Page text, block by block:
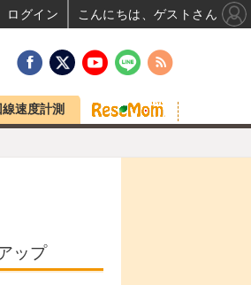
速度計測
ップ
ログイン こんにちは、ゲストさん